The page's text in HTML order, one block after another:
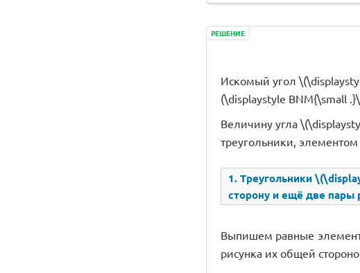
РЕШЕНИЕ
Искомый угол
(\displaystyle BNM{\small
Величину угла
треугольники,
1. Треугольники
сторону и ещё две пары
Выпишем равные
рисунка их общей